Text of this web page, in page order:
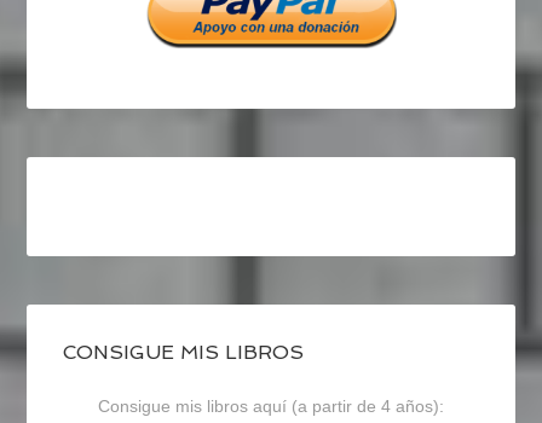
CONSIGUE MIS LIBROS
Consigue mis libros aquí (a partir de 4 años):